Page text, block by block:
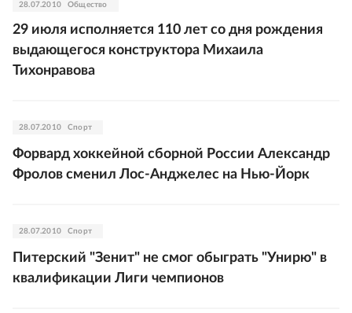
28.07.2010 Общество
29 июля исполняется 110 лет со дня рождения
выдающегося конструктора Михаила
Тихонравова
28.07.2010 Спорт
Форвард хоккейной сборной России Александр
Фролов сменил Лос-Анджелес на Нью-Йорк
28.07.2010 Спорт
Питерский "Зенит" не смог обыграть "Унирю" в
квалификации Лиги чемпионов